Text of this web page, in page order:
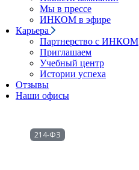
Мы в прессе
ИНКОМ в эфире
Карьера
Партнерство с ИНКОМ
Приглашаем
Учебный центр
Истории успеха
Отзывы
Наши офисы
214-ФЗ